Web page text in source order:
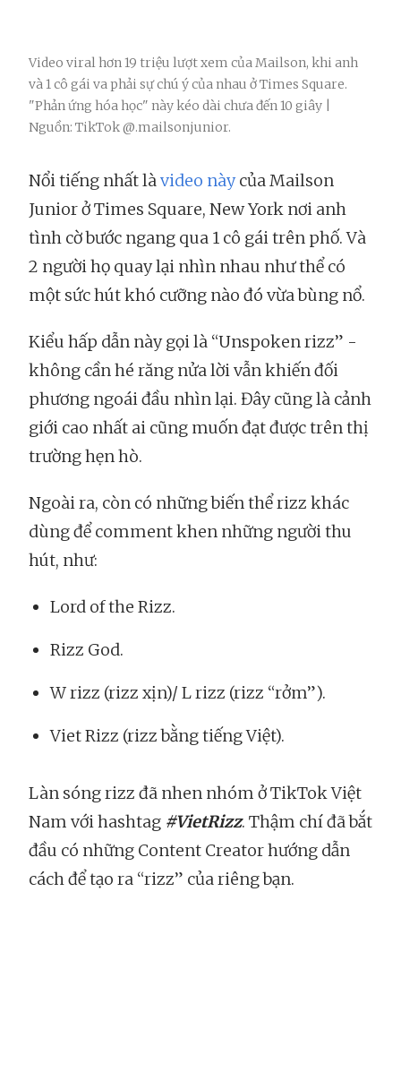
Video viral hơn 19 triệu lượt xem của Mailson, khi anh
và 1 cô gái va phải sự chú ý của nhau ở Times Square.
"Phản ứng hóa học" này kéo dài chưa đến 10 giây |
Nguồn: TikTok @.mailsonjunior.
Nổi tiếng nhất làvideo nàycủa Mailson
Junior ở Times Square, New York nơi anh
tình cờ bước ngang qua 1 cô gái trên phố. Và
2 người họ quay lại nhìn nhau như thể có
một sức hút khó cưỡng nào đó vừa bùng nổ.
Kiểu hấp dẫn này gọi là “Unspoken rizz” -
không cần hé răng nửa lời vẫn khiến đối
phương ngoái đầu nhìn lại. Đây cũng là cảnh
giới cao nhất ai cũng muốn đạt được trên thị
trường hẹn hò.
Ngoài ra, còn có những biến thể rizz khác
dùng để comment khen những người thu
hút, như:
Lord of the Rizz.
Rizz God.
W rizz (rizz xịn)/ L rizz (rizz “rởm”).
Viet Rizz (rizz bằng tiếng Việt).
Làn sóng rizz đã nhen nhóm ở TikTok Việt
Nam với hashtag #VietRizz. Thậm chí đã bắt
đầu có những Content Creator hướng dẫn
cách để tạo ra “rizz” của riêng bạn.